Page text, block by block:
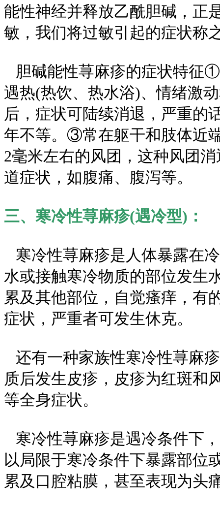
能性神经并释放乙酰胆碱，正
敏，我们将过敏引起的症状称
胆碱能性荨麻疹的症状特征
遇热(热饮、热水浴)、情绪激
后，症状可陆续消退，严重的
年不等。③常在躯干和肢体近
2毫米左右的风团，这种风团
道症状，如腹痛、腹泻等。
三、寒冷性荨麻疹(遇冷型)：
寒冷性荨麻疹是人体暴露在
水或接触寒冷物质的部位发生
累及其他部位，自觉瘙痒，有
症状，严重者可发生休克。
还有一种家族性寒冷性荨麻
质后发生皮疹，皮疹为红斑和
等全身症状。
寒冷性荨麻疹是遇冷条件下
以局限于寒冷条件下暴露部位
累及口腔粘膜，甚至表现为头